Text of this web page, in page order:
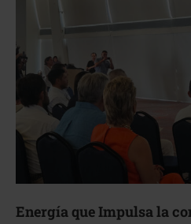
Energía que Impulsa la